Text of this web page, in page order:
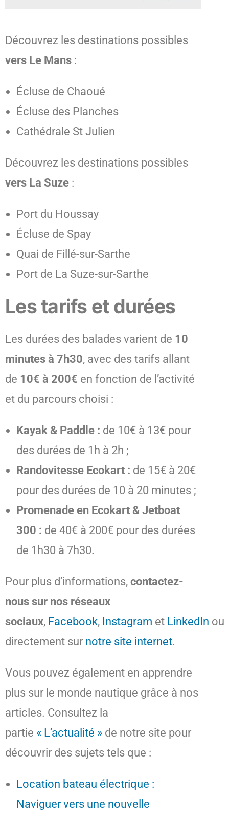
Découvrez les destinations possibles
vers Le Mans :
Écluse de Chaoué
Écluse des Planches
Cathédrale St Julien
Découvrez les destinations possibles
vers La Suze :
Port du Houssay
Écluse de Spay
Quai de Fillé-sur-Sarthe
Port de La Suze-sur-Sarthe
Les tarifs et durées
Les durées des balades varient de 10
minutes à 7h30, avec des tarifs allant
de 10€ à 200€ en fonction de l’activité
et du parcours choisi :
Kayak & Paddle : de 10€ à 13€ pour
des durées de 1h à 2h ;
Randovitesse Ecokart : de 15€ à 20€
pour des durées de 10 à 20 minutes ;
Promenade en Ecokart & Jetboat
300 : de 40€ à 200€ pour des durées
de 1h30 à 7h30.
Pour plus d’informations, contactez-
nous sur nos réseaux
sociaux, Facebook, Instagram et LinkedIn ou
directement sur notre site internet.
Vous pouvez également en apprendre
plus sur le monde nautique grâce à nos
articles. Consultez la
partie « L’actualité » de notre site pour
découvrir des sujets tels que :
Location bateau électrique :
Naviguer vers une nouvelle